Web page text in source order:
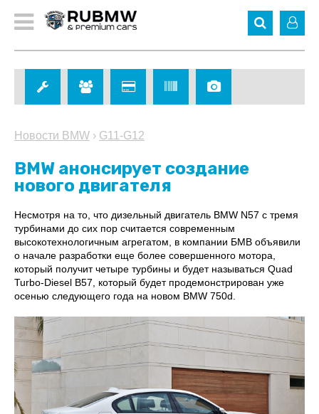
Новости BMW › G11-G12
BMW анонсирует создание
нового двигателя
Несмотря на то, что дизельный двигатель BMW N57 с тремя
турбинами до сих пор считается современным
высокотехнологичным агрегатом, в компании БМВ объявили
о начале разработки еще более совершенного мотора,
который получит четыре турбины и будет называться Quad
Turbo-Diesel B57, который будет продемонстрирован уже
осенью следующего года на новом BMW 750d.